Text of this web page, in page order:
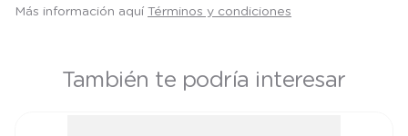
Más información aquí Términos y condiciones
También te podría interesar